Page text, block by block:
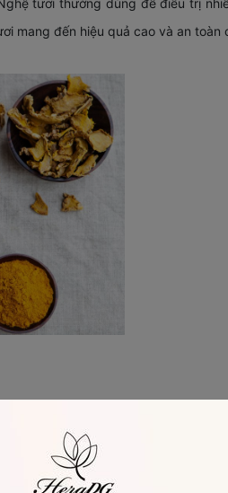
tươi thường dùng để điều trị
mang đến hiệu quả cao và an toàn